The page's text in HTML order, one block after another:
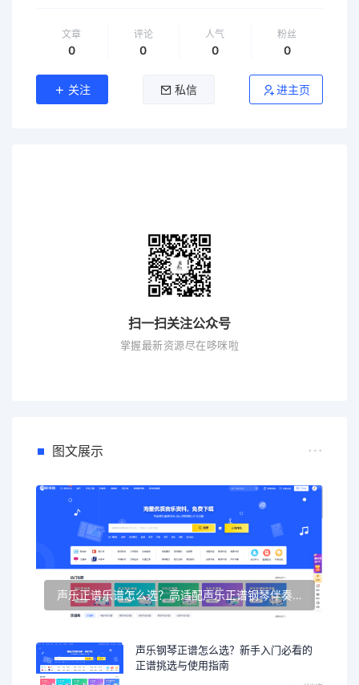
文章
0
评论
0
人气
0
粉丝
0
关注 私信 进主页
扫一扫关注公众号
掌握最新资源尽在哆咪啦
图文展示
声乐正谱乐谱怎么选？高适配声乐正谱钢琴伴奏资源推荐
声乐钢琴正谱怎么选？新手入门必看的
正谱挑选与使用指南